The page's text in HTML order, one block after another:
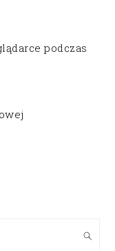
podczas